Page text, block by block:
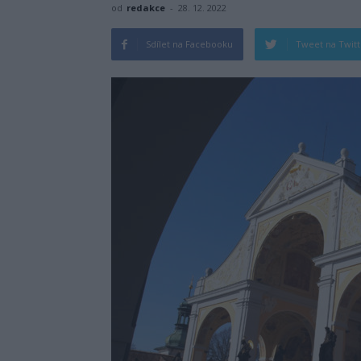
od redakce - 28. 12. 2022
Sdílet na Facebooku Tweet na